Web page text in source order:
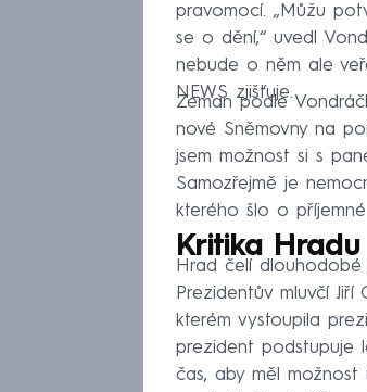
pravomocí. „Můžu
se o dění,“ uvedl
nebude o něm ale
NEWS zjišťuje.
Zeman podle
nové Sněmovny na
jsem možnost si s
Samozřejmě je
kterého šlo o
Kritika Hradu
Hrad čelí
Prezidentův mluvčí
kterém vystoupila
prezident podstupuje
čas, aby měl možnost